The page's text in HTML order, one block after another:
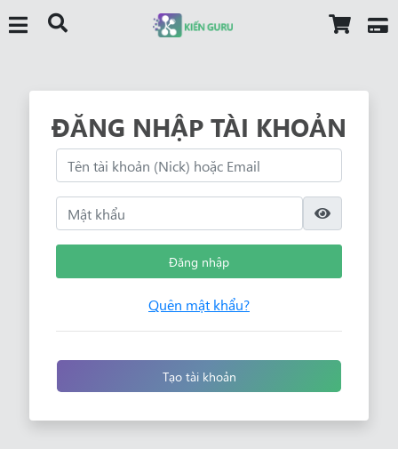
ĐĂNG NHẬP TÀI KHOẢN
Đăng nhập
Quên mật khẩu?
Tạo tài khoản